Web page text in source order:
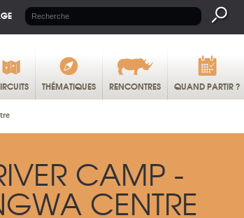
THÉMATIQUES RENCONTRES QUAND PARTIR ?
CAMP -
CENTRE